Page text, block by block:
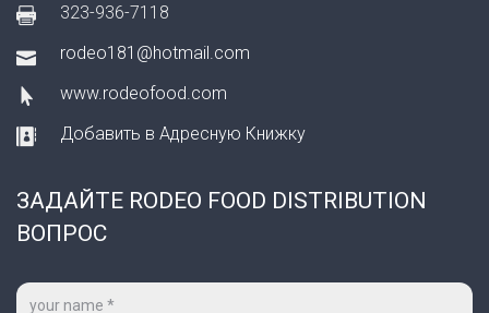
323-936-7118
rodeo181@hotmail.com
www.rodeofood.com
Добавить в Адресную Книжку
ЗАДАЙТЕ RODEO FOOD DISTRIBUTION
ВОПРОС
Ваше